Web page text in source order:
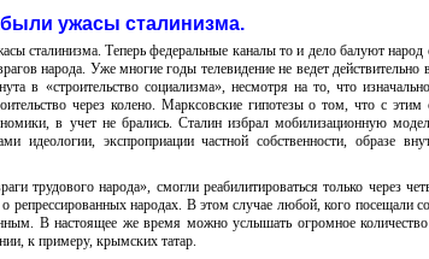
ужасы сталинизма.
сталинизма. Теперь федеральные каналы то и дело балуют народ
народа. Уже многие годы телевидение не ведет
в «строительство социализма», несмотря на то, что
через колено. Марксовские гипотезы о том, что с этим
в учет не брались. Сталин избрал мобилизационную
идеологии, экспроприации частной собственности, образе
трудового народа», смогли реабилитироваться только через
репрессированных народах. В этом случае любой, кого посещали
В настоящее же время можно услышать огромное
к примеру, крымских татар.